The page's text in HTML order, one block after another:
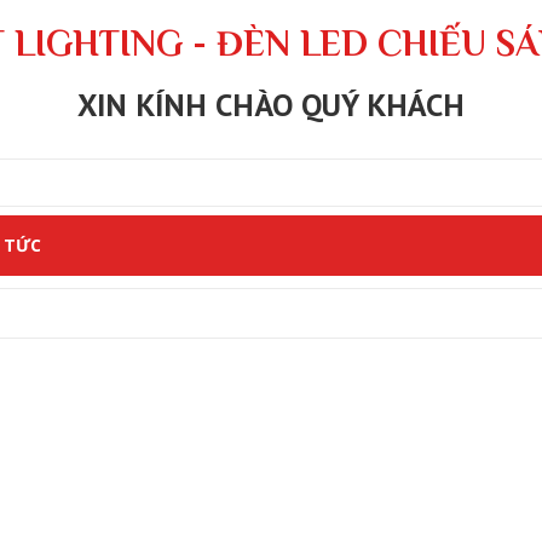
LIGHTING - ĐÈN LED CHIẾU
XIN KÍNH CHÀO QUÝ KHÁCH